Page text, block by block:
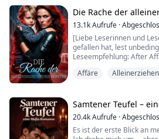
kein Wort, keine Spur.
Seitdem war das Leben
Woche, in der ich meinen
Hause brachte, ha...
Die Rache der
13.1kAufrufe ·
[Liebe Leserinnen und
gefallen hat, lest
Leseempfehlung: After
zeige all deinen Fans, wie
Millionen Followern einst
missbraucht wurde!“
Affäre
Samtener Teufel –
20.4kAufrufe ·
Es ist der erste Blick an